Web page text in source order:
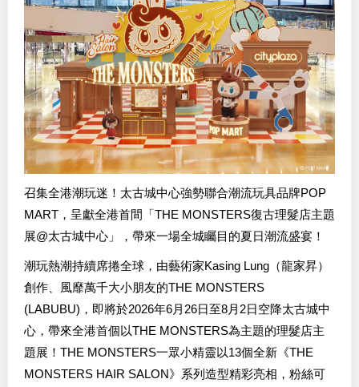
召集全港潮玩迷！太古城中心強勢聯合潮流玩具品牌POP
MART，呈獻全港首間「THE MONSTERS復古理髮店主題
展@太古城中心」，帶來一場全城矚目的夏日潮流盛宴！
潮玩熱潮持續席捲全球，由藝術家Kasing Lung（龍家昇）
創作、風靡萬千大小朋友的THE MONSTERS
(LABUBU)，即將於2026年6月26日至8月2日空降太古城中
心，帶來全港首個以THE MONSTERS為主題的理髮店主
題展！THE MONSTERS一眾小精靈以13個全新《THE
MONSTERS HAIR SALON》系列造型精彩亮相，粉絲可